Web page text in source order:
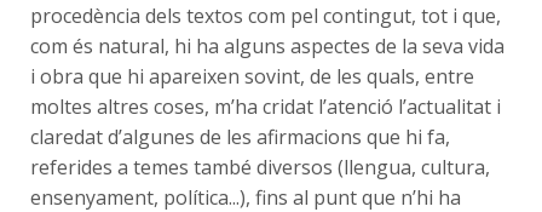
procedència dels textos com pel contingut, tot i que,
com és natural, hi ha alguns aspectes de la seva vida
i obra que hi apareixen sovint, de les quals, entre
moltes altres coses, m’ha cridat l’atenció l’actualitat i
claredat d’algunes de les afirmacions que hi fa,
referides a temes també diversos (llengua, cultura,
ensenyament, política...), fins al punt que n’hi ha